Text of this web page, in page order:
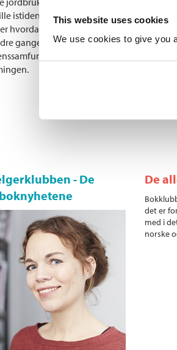
This website uses cookies
We use cookies to give you
istiden som fulgte - til menneskeskapt
hvordan klimaendringer i noen perioder
ganger til innovasjon, tilpasning og
ble klar over og har forsøkt å
- De
De
det er
med i
norske